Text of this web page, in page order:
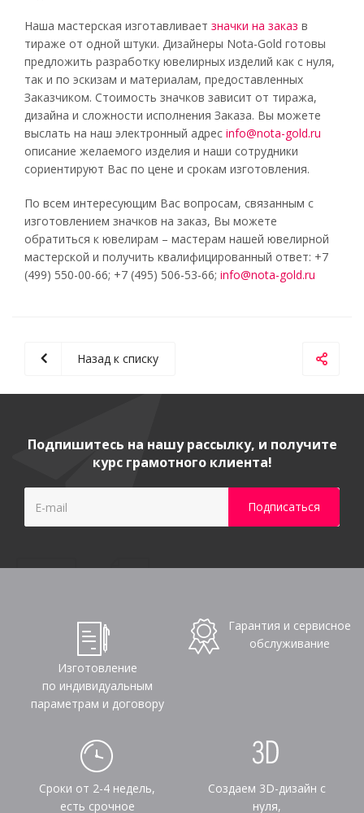
Наша мастерская изготавливает значки на заказ в
тираже от одной штуки. Дизайнеры Nota-Gold готовы
предложить разработку ювелирных изделий как с нуля,
так и по эскизам и материалам, предоставленных
Заказчиком. Стоимость значков зависит от тиража,
дизайна и сложности исполнения Заказа. Вы можете
выслать на наш электронный адрес info@nota-gold.ru
описание желаемого изделия и наши сотрудники
сориентируют Вас по цене и срокам изготовления.
По всем интересующим Вас вопросам, связанным с
изготовлением значков на заказ, Вы можете
обратиться к ювелирам – мастерам нашей ювелирной
мастерской и получить квалифицированный ответ: +7
(499) 550-00-66; +7 (495) 506-53-66; info@nota-gold.ru
Назад к списку
Подпишитесь на нашу рассылку, и получите
курс грамотного клиента!
Изготовление
по индивидуальным
параметрам и договору
Гарантия и сервисное
обслуживание
Сроки от 2-4 недель,
есть срочное
Создаем 3D-дизайн с
нуля,